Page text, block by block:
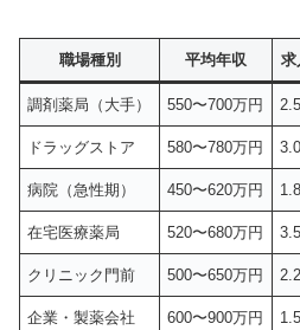
職場種別 平均年収 求
調剤薬局（大手） 550〜700万円
ドラッグストア 580〜780万円
病院（急性期） 450〜620万円
在宅医療薬局 520〜680万円
クリニック門前 500〜650万円
企業・製薬会社 600〜900万円